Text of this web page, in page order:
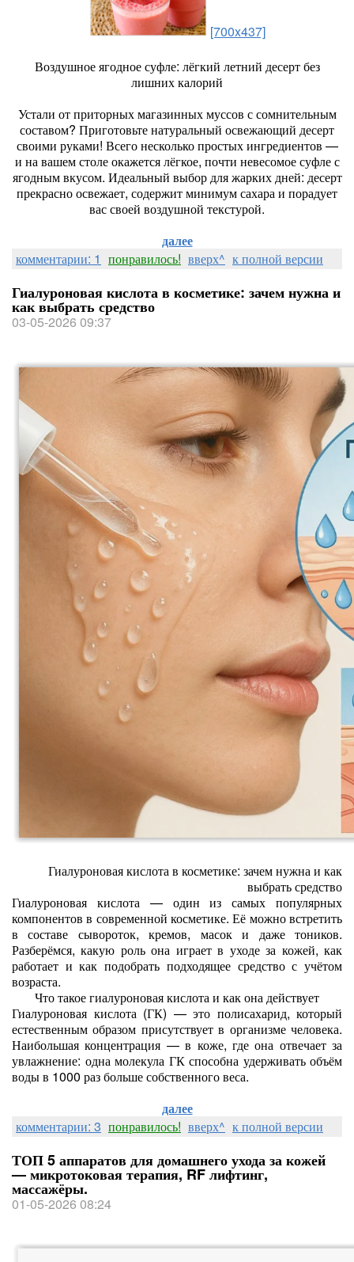
[700x437]
Воздушное ягодное суфле: лёгкий летний десерт без
лишних калорий
Устали от приторных магазинных муссов с сомнительным
составом? Приготовьте натуральный освежающий десерт
своими руками! Всего несколько простых ингредиентов —
и на вашем столе окажется лёгкое, почти невесомое суфле с
ягодным вкусом. Идеальный выбор для жарких дней: десерт
прекрасно освежает, содержит минимум сахара и порадует
вас своей воздушной текстурой.
далее
комментарии: 1 понравилось! вверх^ к полной версии
Гиалуроновая кислота в косметике: зачем нужна и
как выбрать средство
03-05-2026 09:37
Гиалуроновая кислота в косметике: зачем нужна и как
выбрать средство
Гиалуроновая кислота — один из самых популярных
компонентов в современной косметике. Её можно встретить
в составе сывороток, кремов, масок и даже тоников.
Разберёмся, какую роль она играет в уходе за кожей, как
работает и как подобрать подходящее средство с учётом
возраста.
Что такое гиалуроновая кислота и как она действует
Гиалуроновая кислота (ГК) — это полисахарид, который
естественным образом присутствует в организме человека.
Наибольшая концентрация — в коже, где она отвечает за
увлажнение: одна молекула ГК способна удерживать объём
воды в 1000 раз больше собственного веса.
далее
комментарии: 3 понравилось! вверх^ к полной версии
ТОП 5 аппаратов для домашнего ухода за кожей
— микротоковая терапия, RF лифтинг,
массажёры.
01-05-2026 08:24